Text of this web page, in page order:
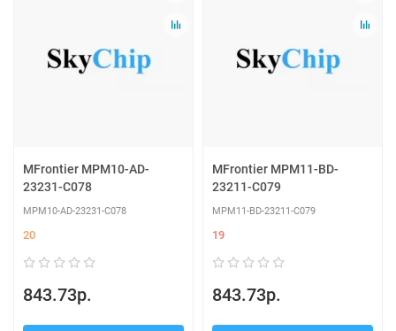
MFrontier MPM10-AD-
23231-C078
MPM10-AD-23231-C078
20
843.73р.
MFrontier MPM11-BD-
23211-C079
MPM11-BD-23211-C079
19
843.73р.